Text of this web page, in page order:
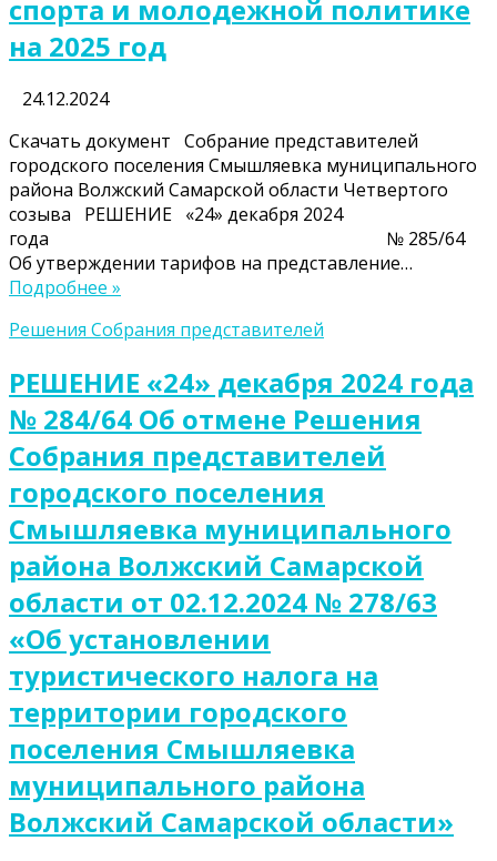
спорта и молодежной политике
на 2025 год
24.12.2024
Скачать документ Собрание представителей
городского поселения Смышляевка муниципального
района Волжский Самарской области Четвертого
созыва РЕШЕНИЕ «24» декабря 2024
года № 285/64
Об утверждении тарифов на представление…
Подробнее »
Решения Собрания представителей
РЕШЕНИЕ «24» декабря 2024 года
№ 284/64 Об отмене Решения
Собрания представителей
городского поселения
Смышляевка муниципального
района Волжский Самарской
области от 02.12.2024 № 278/63
«Об установлении
туристического налога на
территории городского
поселения Смышляевка
муниципального района
Волжский Самарской области»